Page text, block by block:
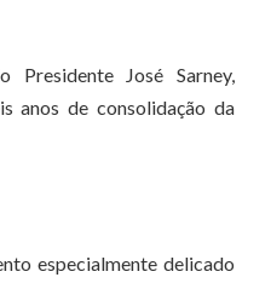
Presidente José Sarney,
anos de consolidação da
especialmente delicado